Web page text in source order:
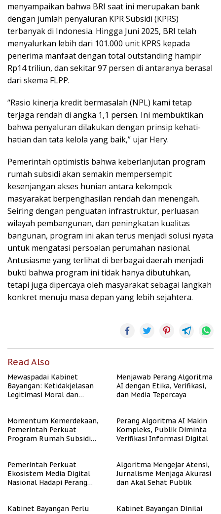
menyampaikan bahwa BRI saat ini merupakan bank
dengan jumlah penyaluran KPR Subsidi (KPRS)
terbanyak di Indonesia. Hingga Juni 2025, BRI telah
menyalurkan lebih dari 101.000 unit KPRS kepada
penerima manfaat dengan total outstanding hampir
Rp14 triliun, dan sekitar 97 persen di antaranya berasal
dari skema FLPP.
“Rasio kinerja kredit bermasalah (NPL) kami tetap
terjaga rendah di angka 1,1 persen. Ini membuktikan
bahwa penyaluran dilakukan dengan prinsip kehati-
hatian dan tata kelola yang baik,” ujar Hery.
Pemerintah optimistis bahwa keberlanjutan program
rumah subsidi akan semakin mempersempit
kesenjangan akses hunian antara kelompok
masyarakat berpenghasilan rendah dan menengah.
Seiring dengan penguatan infrastruktur, perluasan
wilayah pembangunan, dan peningkatan kualitas
bangunan, program ini akan terus menjadi solusi nyata
untuk mengatasi persoalan perumahan nasional.
Antusiasme yang terlihat di berbagai daerah menjadi
bukti bahwa program ini tidak hanya dibutuhkan,
tetapi juga dipercaya oleh masyarakat sebagai langkah
konkret menuju masa depan yang lebih sejahtera.
Read Also
Mewaspadai Kabinet
Bayangan: Ketidakjelasan
Legitimasi Moral dan
Menjawab Perang Algoritma
AI dengan Etika, Verifikasi,
dan Media Tepercaya
Momentum Kemerdekaan,
Pemerintah Perkuat
Program Rumah Subsidi
Perang Algoritma AI Makin
Kompleks, Publik Diminta
Verifikasi Informasi Digital
Pemerintah Perkuat
Ekosistem Media Digital
Nasional Hadapi Perang
Algoritma Mengejar Atensi,
Jurnalisme Menjaga Akurasi
dan Akal Sehat Publik
Kabinet Bayangan Perlu
Kabinet Bayangan Dinilai